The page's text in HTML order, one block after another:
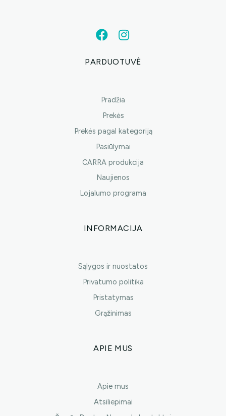
PARDUOTUVĖ
Pradžia
Prekės
Prekės pagal kategoriją
Pasiūlymai
CARRA produkcija
Naujienos
Lojalumo programa
INFORMACIJA
Sąlygos ir nuostatos
Privatumo politika
Pristatymas
Grąžinimas
APIE MUS
Apie mus
Atsiliepimai